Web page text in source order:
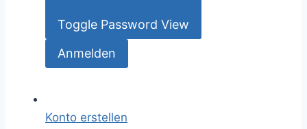
Toggle Password View
Konto erstellen